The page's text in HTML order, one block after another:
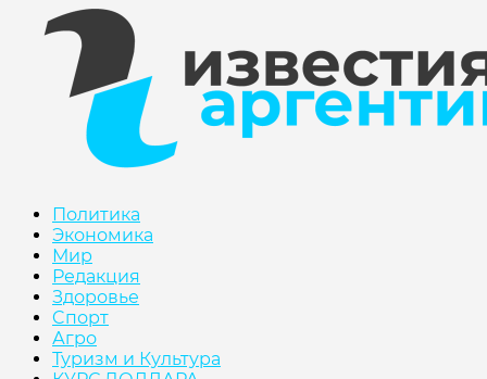
Политика
Экономика
Мир
Редакция
Здоровье
Cпорт
Агро
Туризм и Культура